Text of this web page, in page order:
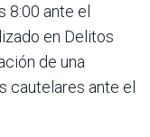
8:00 ante el
en Delitos
de una
cautelares ante el